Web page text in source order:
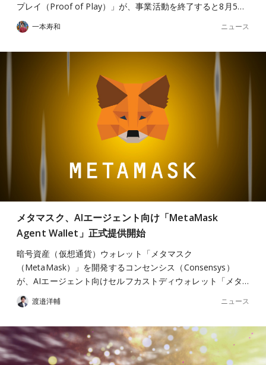
プレイ（Proof of Play）」が、事業活動を終了すると8月5…
一本寿和 ニュース
メタマスク、AIエージェント向け「MetaMask
Agent Wallet」正式提供開始
暗号資産（仮想通貨）ウォレット「メタマスク
（MetaMask）」を開発するコンセンシス（Consensys）
が、AIエージェント向けセルフカストディウォレット「メタ…
渡邉洋輔 ニュース